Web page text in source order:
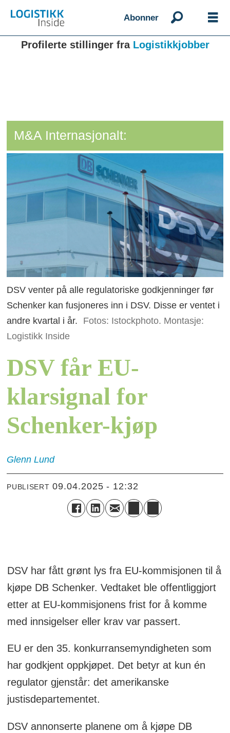
Abonner
Profilerte stillinger fra Logistikkjobber
M&A Internasjonalt:
DSV venter på alle regulatoriske godkjenninger før
Schenker kan fusjoneres inn i DSV. Disse er ventet i
andre kvartal i år.
Fotos: Istockphoto. Montasje:
Logistikk Inside
DSV får EU-
klarsignal for
Schenker-kjøp
Glenn Lund
PUBLISERT 09.04.2025 - 12:32
DSV har fått grønt lys fra EU-kommisjonen til å
kjøpe DB Schenker. Vedtaket ble offentliggjort
etter at EU-kommisjonens frist for å komme
med innsigelser eller krav var passert.
EU er den 35. konkurransemyndigheten som
har godkjent oppkjøpet. Det betyr at kun én
regulator gjenstår: det amerikanske
justisdepartementet.
DSV annonserte planene om å kjøpe DB